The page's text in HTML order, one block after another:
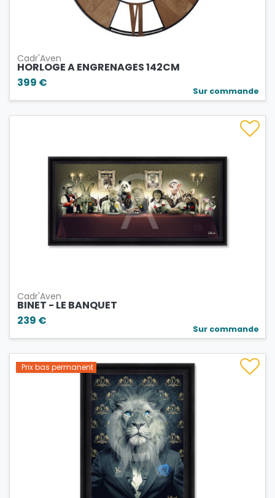
Cadr'Aven
HORLOGE A ENGRENAGES 142CM
399 €
Sur commande
Cadr'Aven
BINET - LE BANQUET
239 €
Sur commande
Prix bas permanent